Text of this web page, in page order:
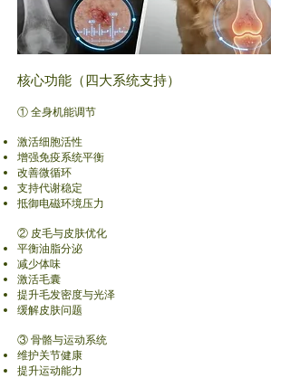
核心功能（四大系统支持）
① 全身机能调节
激活细胞活性
增强免疫系统平衡
改善微循环
支持代谢稳定
抵御电磁环境压力
② 皮毛与皮肤优化
平衡油脂分泌
减少体味
激活毛囊
提升毛发密度与光泽
缓解皮肤问题
③ 骨骼与运动系统
维护关节健康
提升运动能力